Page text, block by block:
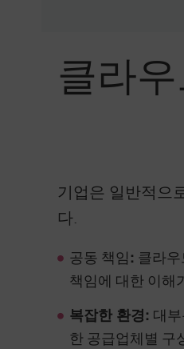
클라
기업은 일반적으
다.
공동 책임: 클라
책임에 대한 이해
복잡한 환경: 대
한 공급업체별 구